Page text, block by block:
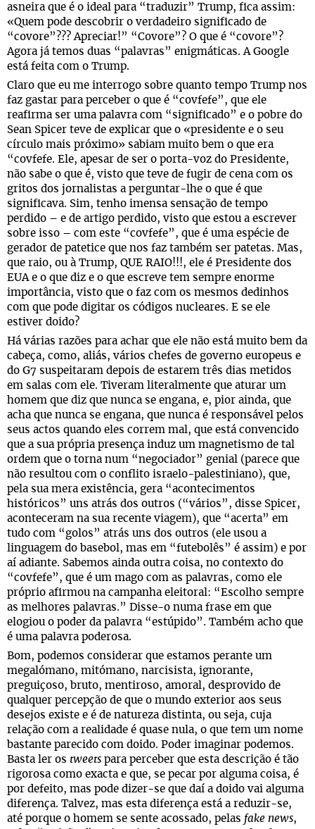
asneira que é o ideal para “traduzir” Trump, fica assim:
«Quem pode descobrir o verdadeiro significado de
“covore”??? Apreciar!” “Covore”? O que é “covore”?
Agora já temos duas “palavras” enigmáticas. A Google
está feita com o Trump.
Claro que eu me interrogo sobre quanto tempo Trump nos
faz gastar para perceber o que é “covfefe”, que ele
reafirma ser uma palavra com “significado” e o pobre do
Sean Spicer teve de explicar que o «presidente e o seu
círculo mais próximo» sabiam muito bem o que era
“covfefe. Ele, apesar de ser o porta-voz do Presidente,
não sabe o que é, visto que teve de fugir de cena com os
gritos dos jornalistas a perguntar-lhe o que é que
significava. Sim, tenho imensa sensação de tempo
perdido – e de artigo perdido, visto que estou a escrever
sobre isso – com este “covfefe”, que é uma espécie de
gerador de patetice que nos faz também ser patetas. Mas,
que raio, ou à Trump, QUE RAIO!!!, ele é Presidente dos
EUA e o que diz e o que escreve tem sempre enorme
importância, visto que o faz com os mesmos dedinhos
com que pode digitar os códigos nucleares. E se ele
estiver doido?
Há várias razões para achar que ele não está muito bem da
cabeça, como, aliás, vários chefes de governo europeus e
do G7 suspeitaram depois de estarem três dias metidos
em salas com ele. Tiveram literalmente que aturar um
homem que diz que nunca se engana, e, pior ainda, que
acha que nunca se engana, que nunca é responsável pelos
seus actos quando eles correm mal, que está convencido
que a sua própria presença induz um magnetismo de tal
ordem que o torna num “negociador” genial (parece que
não resultou com o conflito israelo-palestiniano), que,
pela sua mera existência, gera “acontecimentos
históricos” uns atrás dos outros (“vários”, disse Spicer,
aconteceram na sua recente viagem), que “acerta” em
tudo com “golos” atrás uns dos outros (ele usou a
linguagem do basebol, mas em “futebolês” é assim) e por
aí adiante. Sabemos ainda outra coisa, no contexto do
“covfefe”, que é um mago com as palavras, como ele
próprio afirmou na campanha eleitoral: “Escolho sempre
as melhores palavras.” Disse-o numa frase em que
elogiou o poder da palavra “estúpido”. Também acho que
é uma palavra poderosa.
Bom, podemos considerar que estamos perante um
megalómano, mitómano, narcisista, ignorante,
preguiçoso, bruto, mentiroso, amoral, desprovido de
qualquer percepção de que o mundo exterior aos seus
desejos existe e é de natureza distinta, ou seja, cuja
relação com a realidade é quase nula, o que tem um nome
bastante parecido com doido. Poder imaginar podemos.
Basta ler os tweets para perceber que esta descrição é tão
rigorosa como exacta e que, se pecar por alguma coisa, é
por defeito, mas pode dizer-se que daí a doido vai alguma
diferença. Talvez, mas esta diferença está a reduzir-se,
até porque o homem se sente acossado, pelas fake news,